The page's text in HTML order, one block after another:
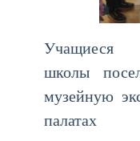
Учащиеся
школы
музейную
палатах